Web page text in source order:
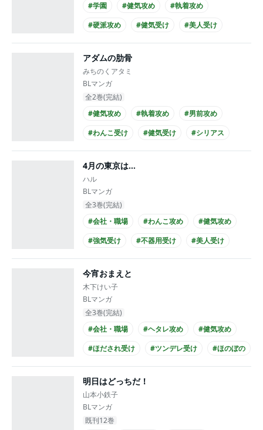
#学園
#健気攻め
#執着攻め
#硬派攻め
#健気受け
#美人受け
#シリアス
#せつない
#幼なじみ
#年下攻め
アダムの肋骨
みちのくアタミ
BLマンガ
全2巻(完結)
#健気攻め
#執着攻め
#男前攻め
#わんこ受け
#健気受け
#シリアス
#せつない
#エロ度MAX!!
#複数カップリング
4月の東京は…
ハル
BLマンガ
全3巻(完結)
#会社・職場
#わんこ攻め
#健気攻め
#強気受け
#不器用受け
#美人受け
#シリアス
#せつない
#同級生
#ノンケ攻め
今宵おまえと
木下けい子
BLマンガ
全3巻(完結)
#会社・職場
#ヘタレ攻め
#健気攻め
#ほだされ受け
#ツンデレ受け
#ほのぼの
#せつない
#仕事関係
#リーマン攻め
#リーマン受け
明日はどっちだ！
山本小鉄子
BLマンガ
既刊12巻